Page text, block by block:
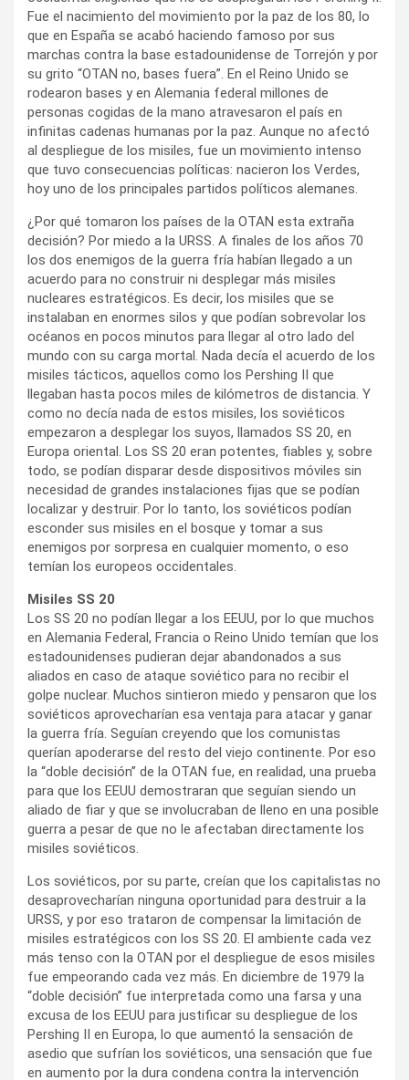
Fue el nacimiento del movimiento por la paz de los 80, lo
que en España se acabó haciendo famoso por sus
marchas contra la base estadounidense de Torrejón y por
su grito “OTAN no, bases fuera”. En el Reino Unido se
rodearon bases y en Alemania federal millones de
personas cogidas de la mano atravesaron el país en
infinitas cadenas humanas por la paz. Aunque no afectó
al despliegue de los misiles, fue un movimiento intenso
que tuvo consecuencias políticas: nacieron los Verdes,
hoy uno de los principales partidos políticos alemanes.
¿Por qué tomaron los países de la OTAN esta extraña
decisión? Por miedo a la URSS. A finales de los años 70
los dos enemigos de la guerra fría habían llegado a un
acuerdo para no construir ni desplegar más misiles
nucleares estratégicos. Es decir, los misiles que se
instalaban en enormes silos y que podían sobrevolar los
océanos en pocos minutos para llegar al otro lado del
mundo con su carga mortal. Nada decía el acuerdo de los
misiles tácticos, aquellos como los Pershing II que
llegaban hasta pocos miles de kilómetros de distancia. Y
como no decía nada de estos misiles, los soviéticos
empezaron a desplegar los suyos, llamados SS 20, en
Europa oriental. Los SS 20 eran potentes, fiables y, sobre
todo, se podían disparar desde dispositivos móviles sin
necesidad de grandes instalaciones fijas que se podían
localizar y destruir. Por lo tanto, los soviéticos podían
esconder sus misiles en el bosque y tomar a sus
enemigos por sorpresa en cualquier momento, o eso
temían los europeos occidentales.
Misiles SS 20
Los SS 20 no podían llegar a los EEUU, por lo que muchos
en Alemania Federal, Francia o Reino Unido temían que los
estadounidenses pudieran dejar abandonados a sus
aliados en caso de ataque soviético para no recibir el
golpe nuclear. Muchos sintieron miedo y pensaron que los
soviéticos aprovecharían esa ventaja para atacar y ganar
la guerra fría. Seguían creyendo que los comunistas
querían apoderarse del resto del viejo continente. Por eso
la “doble decisión” de la OTAN fue, en realidad, una prueba
para que los EEUU demostraran que seguían siendo un
aliado de fiar y que se involucraban de lleno en una posible
guerra a pesar de que no le afectaban directamente los
misiles soviéticos.
Los soviéticos, por su parte, creían que los capitalistas no
desaprovecharían ninguna oportunidad para destruir a la
URSS, y por eso trataron de compensar la limitación de
misiles estratégicos con los SS 20. El ambiente cada vez
más tenso con la OTAN por el despliegue de esos misiles
fue empeorando cada vez más. En diciembre de 1979 la
“doble decisión” fue interpretada como una farsa y una
excusa de los EEUU para justificar su despliegue de los
Pershing II en Europa, lo que aumentó la sensación de
asedio que sufrían los soviéticos, una sensación que fue
en aumento por la dura condena contra la intervención